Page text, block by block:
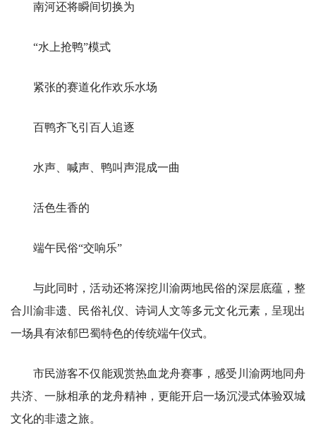
南河还将瞬间切换为
“水上抢鸭”模式
紧张的赛道化作欢乐水场
百鸭齐飞引百人追逐
水声、喊声、鸭叫声混成一曲
活色生香的
端午民俗“交响乐”
与此同时，活动还将深挖川渝两地民俗的深层底蕴，整
合川渝非遗、民俗礼仪、诗词人文等多元文化元素，呈现出
一场具有浓郁巴蜀特色的传统端午仪式。
市民游客不仅能观赏热血龙舟赛事，感受川渝两地同舟
共济、一脉相承的龙舟精神，更能开启一场沉浸式体验双城
文化的非遗之旅。